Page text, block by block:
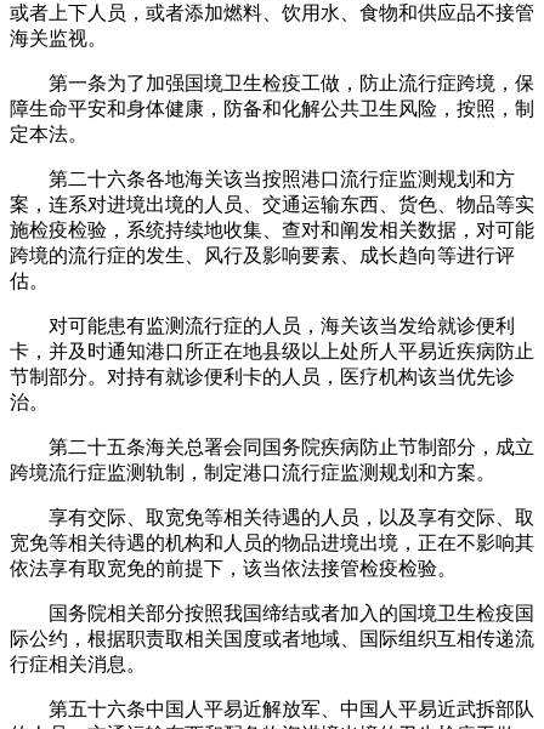
或者上下人员，或者添加燃料、饮用水、食物和供应品不接管
海关监视。
第一条为了加强国境卫生检疫工做，防止流行症跨境，保
障生命平安和身体健康，防备和化解公共卫生风险，按照，制
定本法。
第二十六条各地海关该当按照港口流行症监测规划和方
案，连系对进境出境的人员、交通运输东西、货色、物品等实
施检疫检验，系统持续地收集、查对和阐发相关数据，对可能
跨境的流行症的发生、风行及影响要素、成长趋向等进行评
估。
对可能患有监测流行症的人员，海关该当发给就诊便利
卡，并及时通知港口所正在地县级以上处所人平易近疾病防止
节制部分。对持有就诊便利卡的人员，医疗机构该当优先诊
治。
第二十五条海关总署会同国务院疾病防止节制部分，成立
跨境流行症监测轨制，制定港口流行症监测规划和方案。
享有交际、取宽免等相关待遇的人员，以及享有交际、取
宽免等相关待遇的机构和人员的物品进境出境，正在不影响其
依法享有取宽免的前提下，该当依法接管检疫检验。
国务院相关部分按照我国缔结或者加入的国境卫生检疫国
际公约，根据职责取相关国度或者地域、国际组织互相传递流
行症相关消息。
第五十六条中国人平易近解放军、中国人平易近武拆部队